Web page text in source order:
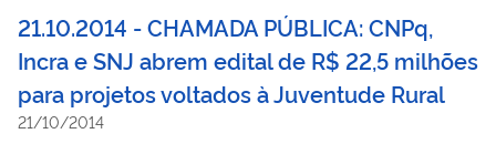
Gini, que mostra o nível de concentração de renda no país e
que, quanto mais perto de zero, mais igualitária é a sociedade,
voltou atualmente aos 0,500 nos rendimentos de todos os
trabalhadores, o mesmo índice de 1960 captado pelo Censo
Demográfico.
21.10.2014 - CHAMADA PÚBLICA: CNPq,
Incra e SNJ abrem edital de R$ 22,5 milhões
para projetos voltados à Juventude Rural
21/10/2014